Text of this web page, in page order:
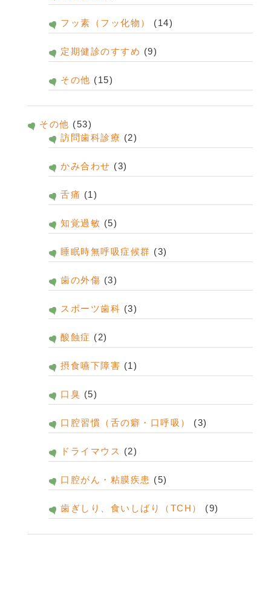
フッ素（フッ化物） (14)
定期健診のすすめ (9)
その他 (15)
その他 (53)
訪問歯科診療 (2)
かみ合わせ (3)
舌痛 (1)
知覚過敏 (5)
睡眠時無呼吸症候群 (3)
歯の外傷 (3)
スポーツ歯科 (3)
酸蝕症 (2)
摂食嚥下障害 (1)
口臭 (5)
口腔習慣（舌の癖・口呼吸） (3)
ドライマウス (2)
口腔がん・粘膜疾患 (5)
歯ぎしり、食いしばり（TCH） (9)